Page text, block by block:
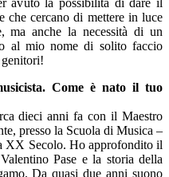
avuto la possibilità di dare il
che cercano di mettere in luce
ma anche la necessità di un
al mio nome di solito faccio
Come è nato il tuo
dieci anni fa con il Maestro
presso la Scuola di Musica –
XX Secolo. Ho approfondito il
Pase e la storia della
Da quasi due anni suono